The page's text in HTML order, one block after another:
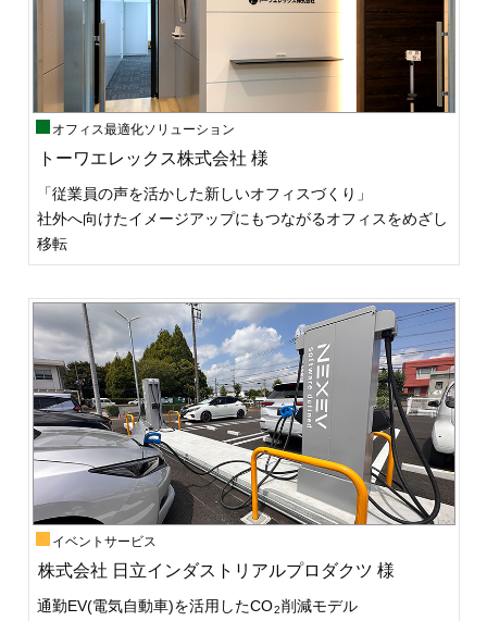
オフィス最適化ソリューション
トーワエレックス株式会社 様
「従業員の声を活かした新しいオフィスづくり」
社外へ向けたイメージアップにもつながるオフィスをめざし
移転
イベントサービス
株式会社 日立インダストリアルプロダクツ 様
通勤EV(電気自動車)を活用したCO2 削減モデル